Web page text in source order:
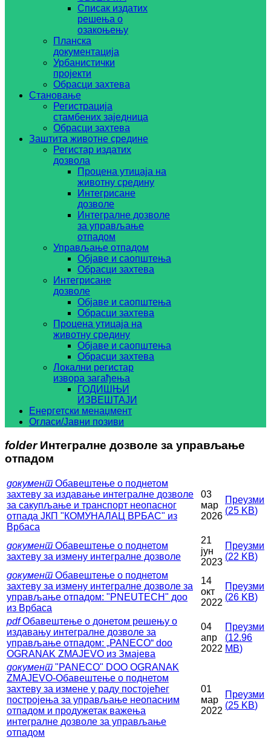
Списак издатих
решења о
озакоњењу
Планска
документација
Урбанистички
пројекти
Обрасци захтева
Становање
Регистрација
стамбених заједница
Обрасци захтева
Заштита животне средине
Регистар издатих
дозвола
Процена утицаја на
животну средину
Интегрисане
дозволе
Интегралне дозволе
за управљање
отпадом
Управљање отпадом
Објаве и саопштења
Обрасци захтева
Интегрисане
дозволе
Објаве и саопштења
Обрасци захтева
Процена утицаја на
животну средину
Објаве и саопштења
Обрасци захтева
Локални регистар
извора загађења
ГОДИШЊИ
ИЗВЕШТАЈИ
Енергетски менаџмент
Огласи/Јавни позиви
folder Интегралне дозволе за управљање
отпадом
документ Обавештење о поднетом
захтеву за издавање интегралне дозволе
за сакупљање и транспорт неопасног
отпада ЈКП "КОМУНАЛАЦ ВРБАС" из
Врбаса
03
мар
2026
Преузми
(25 KB)
документ Обавештење о поднетом
захтеву за измену интегралне дозволе
21
јун
2023
Преузми
(22 KB)
документ Обавештење о поднетом
захтеву за измену интегралне дозволе за
управљање отпадом: "PNEUTECH" доо
из Врбаса
14
окт
2022
Преузми
(26 KB)
pdf Обавештење о донетом решењу о
издавању интегралне дозволе за
управљање отпадом: „PANECO“ doo
OGRANAK ZMAJEVO из Змајева
04
апр
2022
Преузми
(12.96
MB)
документ "PANECO" DОО OGRANAK
ZMAJEVO-Обавештење о поднетом
захтеву за измене у раду постојећег
постројења за управљање неопасним
отпадом и продужетак важења
интегралне дозволе за управљање
отпадом
01
мар
2022
Преузми
(25 KB)